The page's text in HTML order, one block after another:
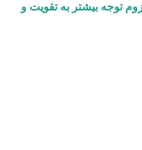
توجه بیشتر به تقویت و